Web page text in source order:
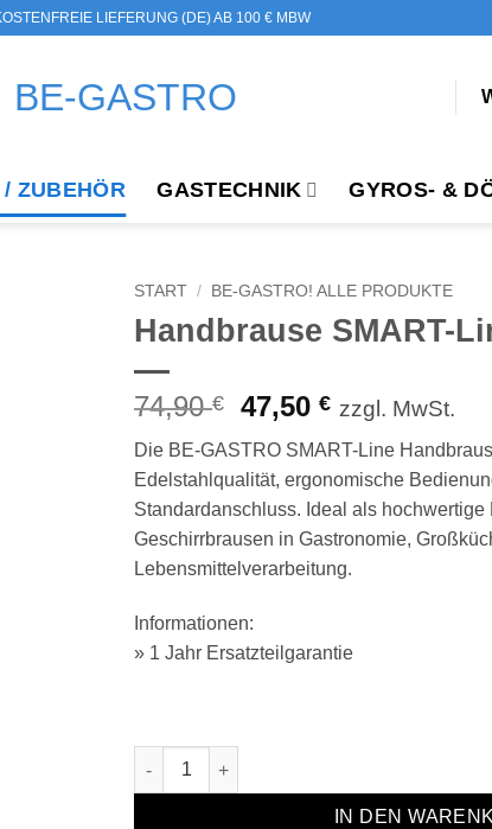
LIEFERUNG (DE) AB 100 € MBW
ZUBEHÖR GASTECHNIK GYROS- &
START / BE-GASTRO! ALLE PRODUKTE
Handbrause SMART-
74,90€
Ursprünglicher
war:
74,90 €
47,50€Aktueller
ist:
47,50 €.
zzgl. MwSt.
Die BE-GASTRO SMART-Line
Edelstahlqualität, ergonomische
Standardanschluss. Ideal als hochwertige
Geschirrbrausen in Gastronomie,
Lebensmittelverarbeitung.
Informationen:
» 1 Jahr Ersatzteilgarantie
Handbrause SMART-Line Menge
IN DEN